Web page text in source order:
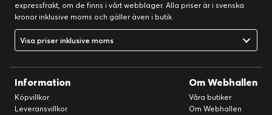
expressfrakt, om de finns i vårt webblager. Alla priser är i svenska
kronor inklusive moms och gäller även i butik.
Visa priser inklusive moms
Information
Köpvillkor
Leveransvillkor
Om Webhallen
Våra butiker
Om Webhallen